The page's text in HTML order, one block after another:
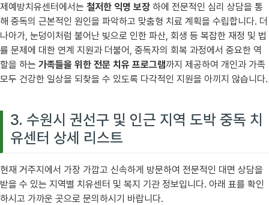
제예방치유센터에서는 철저한 익명 보장 하에 전문적인 심리 상담을 통
해 중독의 근본적인 원인을 파악하고 맞춤형 치료 계획을 수립합니다. 더
나아가, 눈덩이처럼 불어난 빚으로 인한 파산, 회생 등 복잡한 재정 및 법
률 문제에 대한 연계 지원과 더불어, 중독자의 회복 과정에서 중요한 역
할을 하는 가족들을 위한 전문 치유 프로그램까지 제공하여 개인과 가족
모두 건강한 일상을 되찾을 수 있도록 다각적인 지원을 아끼지 않습니다.
3. 수원시 권선구 및 인근 지역 도박 중독 치
유센터 상세 리스트
현재 거주지에서 가장 가깝고 신속하게 방문하여 전문적인 대면 상담을
받을 수 있는 지역별 치유센터 및 복지 기관 정보입니다. 아래 표를 확인
하시고 가까운 곳으로 문의하시기 바랍니다.